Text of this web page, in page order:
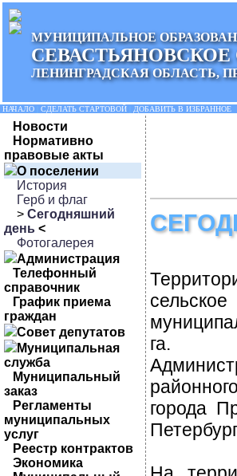
МУНИЦИПАЛЬНОЕ
ЛЕНИНГРАДСКАЯ ОБЛАСТЬ,
НАЧАЛО СДЕЛАТЬ СТАРТОВОЙ ДОБАВИТЬ В ИЗБРАННОЕ
Новости
Нормативно
правовые акты
О поселении
История
Герб и флаг
> Сегодняшний
день <
Фотогалерея
Администрация
Телефонный
справочник
График приема
граждан
Совет депутатов
Муниципальная
служба
Муниципальный
заказ
Регламенты
муниципальных
услуг
Реестр контрактов
Экономика
га.
города